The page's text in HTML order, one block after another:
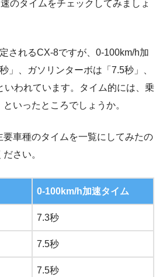
のタイムをチェックしてみましょ
されるCX-8ですが、0-100km/h加
」、ガソリンターボは「7.5秒」、
いわれています。タイム的には、乗
いったところでしょうか。
要車種のタイムを一覧にしてみたの
さい。
0-100km/h加速タイム
7.3秒
7.5秒
7.5秒